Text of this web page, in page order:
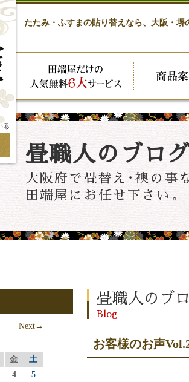
たたみ・ふすまの貼り替えなら、 大阪・堺
畳職人のブログ
大阪府で畳替え･襖の事
田端屋にお任せ下さい。
畳職人のブ
Blog
お客様のお声
Next→
金
土
4
5